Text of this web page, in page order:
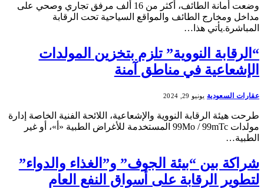
وضعت أمانة الطائف، أكثر من 16 ألف مرفق تجاري وصحي على
مداخل ومخارج الطائف والمواقع السياحية تحت الرقابة
المباشرة.يأتي هذا…
“الرقابة النووية” تلزم بتخزين المولدات
الإشعاعية في مناطق آمنة
عقارات السعودية يونيو 29, 2024
طرحت هيئة الرقابة النووية والإشعاعية، اللائحة الفنية الخاصة إدارة
مولدات 99Mo / 99mTc المستخدمة للأغراض الطبية «أ»، أو غير
الطبية…
شراكة بين “بيئة الجوف” و”الغذاء والدواء”
لتطوير الرقابة على أسواق النفع العام